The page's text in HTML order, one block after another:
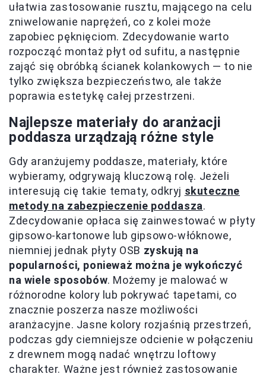
ułatwia zastosowanie rusztu, mającego na celu
zniwelowanie naprężeń, co z kolei może
zapobiec pęknięciom. Zdecydowanie warto
rozpocząć montaż płyt od sufitu, a następnie
zająć się obróbką ścianek kolankowych — to nie
tylko zwiększa bezpieczeństwo, ale także
poprawia estetykę całej przestrzeni.
Najlepsze materiały do aranżacji
poddasza urządzają różne style
Gdy aranżujemy poddasze, materiały, które
wybieramy, odgrywają kluczową rolę. Jeżeli
interesują cię takie tematy, odkryj skuteczne
metody na zabezpieczenie poddasza.
Zdecydowanie opłaca się zainwestować w płyty
gipsowo-kartonowe lub gipsowo-włóknowe,
niemniej jednak płyty OSB zyskują na
popularności, ponieważ można je wykończyć
na wiele sposobów. Możemy je malować w
różnorodne kolory lub pokrywać tapetami, co
znacznie poszerza nasze możliwości
aranżacyjne. Jasne kolory rozjaśnią przestrzeń,
podczas gdy ciemniejsze odcienie w połączeniu
z drewnem mogą nadać wnętrzu loftowy
charakter. Ważne jest również zastosowanie